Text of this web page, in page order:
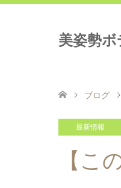
美姿勢
ブログ
最新情報
【こ